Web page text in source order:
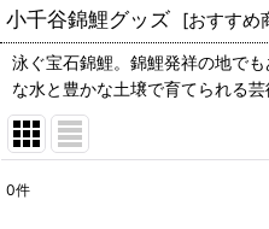
小千谷錦鯉グッズ [おすすめ
泳ぐ宝石錦鯉。錦鯉発祥の地で
な水と豊かな土壌で育てられる芸
0件